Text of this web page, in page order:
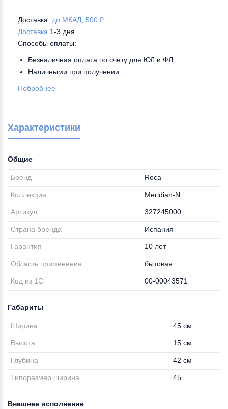
Доставка: до МКАД, 500 ₽
Доставка 1-3 дня
Способы оплаты:
Безналичная оплата по счету для ЮЛ и ФЛ
Наличными при получении
Побробнее
Характеристики
Общие
Бренд Roca
Коллекция Meridian-N
Артикул 327245000
Страна бренда Испания
Гарантия 10 лет
Область применения бытовая
Код из 1С 00-00043571
Габариты
Ширина 45 см
Высота 15 см
Глубина 42 см
Типоразмер ширина 45
Внешнее исполнение